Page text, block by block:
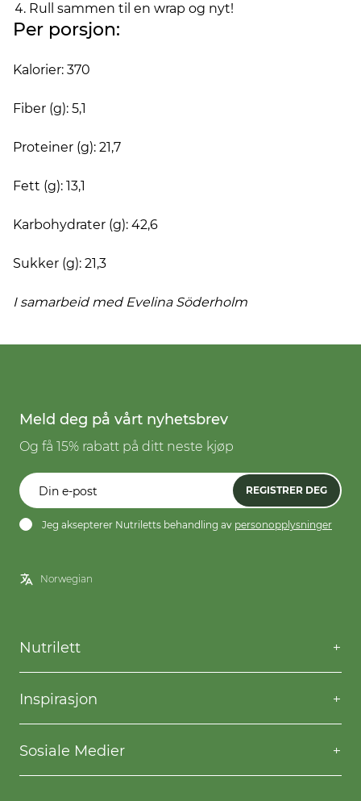
Rull sammen til en wrap og nyt!
Per porsjon:
Kalorier: 370
Fiber (g): 5,1
Proteiner (g): 21,7
Fett (g): 13,1
Karbohydrater (g): 42,6
Sukker (g): 21,3
I samarbeid med Evelina Söderholm
Meld deg på vårt nyhetsbrev
Og få 15% rabatt på ditt neste kjøp
REGISTRER DEG
Jeg aksepterer Nutriletts behandling av personopplysninger
Nutrilett
Kontakt oss
Spørsmål og svar
Frakt og levering
Kjøpsbetingelser
Inspirasjon
Willpower
Oppskrifter
Gå ned i vekt
Sosiale Medier
Facebook